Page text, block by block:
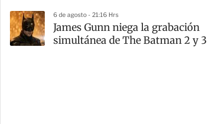
6 de agosto - 21:16 Hrs
James Gunn niega la grabación
simultánea de The Batman 2 y 3